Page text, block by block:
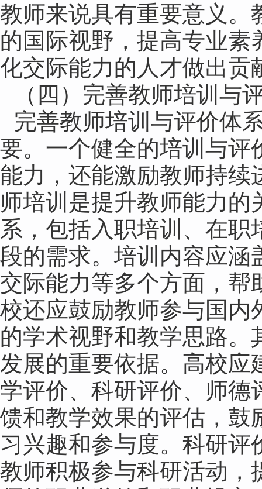
教师来说具有重要意义。
的国际视野，提高专业
化交际能力的人才做出贡
（四）完善教师培训与
完善教师培训与评价体
要。一个健全的培训与评
能力，还能激励教师持续
师培训是提升教师能力
系，包括入职培训、在
段的需求。培训内容应涵
交际能力等多个方面，帮
校还应鼓励教师参与国内
的学术视野和教学思路
发展的重要依据。高校应
学评价、科研评价、师德
馈和教学效果的评估，鼓
习兴趣和参与度。科研
教师积极参与科研活动，